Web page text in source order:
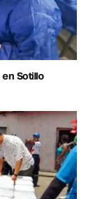
Sotillo